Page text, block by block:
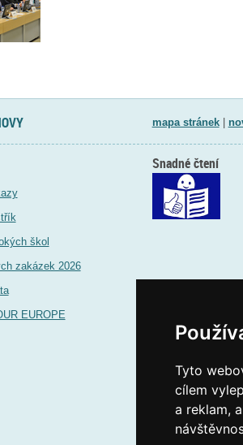
Tyto
cílem
a reklam,
mapa stránek|
škol
zakázek 2026
EUROPE
Snadné čtení